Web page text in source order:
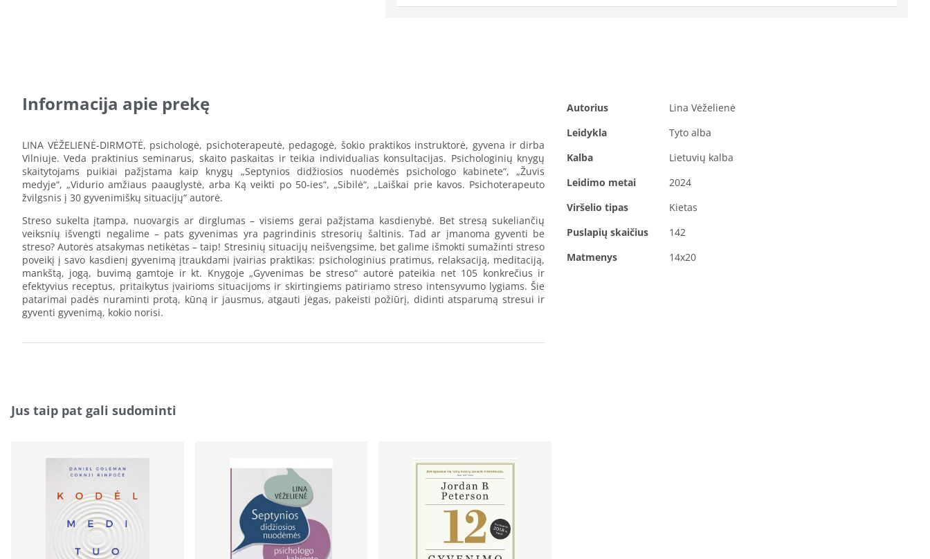
Informacija apie prekę
LINA VĖŽELIENĖ-DIRMOTĖ, psichologė, psichoterapeutė, pedagogė, šokio praktikos instruktorė, gyvena ir dirba
Vilniuje. Veda praktinius seminarus, skaito paskaitas ir teikia individualias konsultacijas. Psichologinių knygų
skaitytojams puikiai pažįstama kaip knygų „Septynios didžiosios nuodėmės psichologo kabinete“, „Žuvis
medyje“, „Vidurio amžiaus paauglystė, arba Ką veikti po 50-ies“, „Sibilė“, „Laiškai prie kavos. Psichoterapeuto
žvilgsnis į 30 gyvenimiškų situacijų“ autorė.
Streso sukelta įtampa, nuovargis ar dirglumas – visiems gerai pažįstama kasdienybė. Bet stresą sukeliančių
veiksnių išvengti negalime – pats gyvenimas yra pagrindinis stresorių šaltinis. Tad ar įmanoma gyventi be
streso? Autorės atsakymas netikėtas – taip! Stresinių situacijų neišvengsime, bet galime išmokti sumažinti streso
poveikį į savo kasdienį gyvenimą įtraukdami įvairias praktikas: psichologinius pratimus, relaksaciją, meditaciją,
mankštą, jogą, buvimą gamtoje ir kt. Knygoje „Gyvenimas be streso“ autorė pateikia net 105 konkrečius ir
efektyvius receptus, pritaikytus įvairioms situacijoms ir skirtingiems patiriamo streso intensyvumo lygiams. Šie
patarimai padės nuraminti protą, kūną ir jausmus, atgauti jėgas, pakeisti požiūrį, didinti atsparumą stresui ir
gyventi gyvenimą, kokio norisi.
Autorius
Lina Vėželienė
Leidykla
Tyto alba
Kalba
Lietuvių kalba
Leidimo metai
2024
Viršelio tipas
Kietas
Puslapių skaičius
142
Matmenys
14x20
Jus taip pat gali sudominti